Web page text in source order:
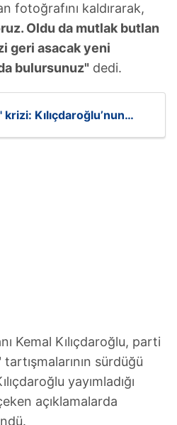
fotoğrafını kaldırarak,
Oldu da mutlak butlan
geri asacak yeni
bulursunuz" dedi.
Kılıçdaroğlu’nun
Kemal Kılıçdaroğlu, parti
sürdüğü
yayımladığı
açıklamalarda